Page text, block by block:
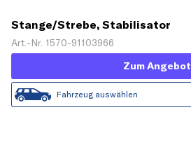
Stange/Strebe, Stabilisator
Art.-Nr. 1570-91103966
Zum Angebot
Fahrzeug auswählen